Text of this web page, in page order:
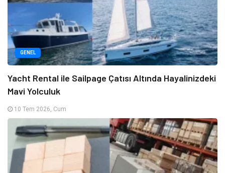
GENEL
Yacht Rental ile Sailpage Çatısı Altında Hayalinizdeki
Mavi Yolculuk
10 Tem 2026, Cum